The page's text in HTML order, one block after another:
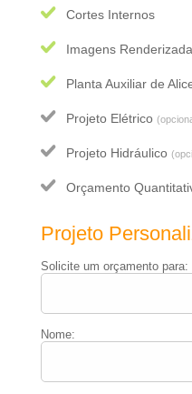
Cortes Internos
Imagens
Planta Auxiliar de
Projeto Elétrico
Projeto Hidráulico
Orçamento
Projeto
Solicite um orçamento para:
Nome: